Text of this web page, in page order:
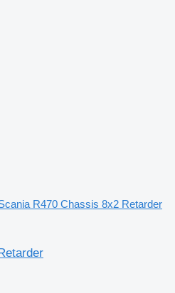
R470 Chassis 8x2 Retarder